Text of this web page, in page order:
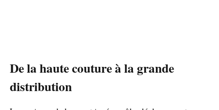
De la haute couture à la grande
distribution